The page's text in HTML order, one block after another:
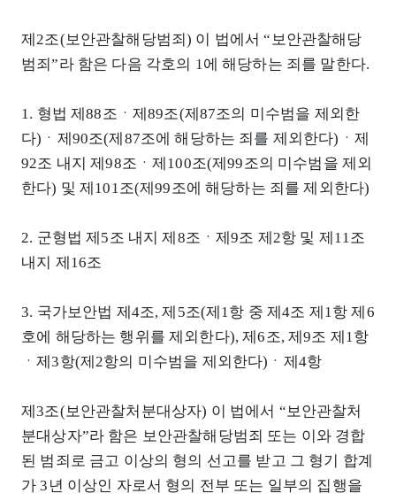
제2조(보안관찰해당범죄) 이 법에서 “보안관찰해당
범죄”라 함은 다음 각호의 1에 해당하는 죄를 말한다.
1. 형법 제88조ㆍ제89조(제87조의 미수범을 제외한
다)ㆍ제90조(제87조에 해당하는 죄를 제외한다)ㆍ제
92조 내지 제98조ㆍ제100조(제99조의 미수범을 제외
한다) 및 제101조(제99조에 해당하는 죄를 제외한다)
2. 군형법 제5조 내지 제8조ㆍ제9조 제2항 및 제11조
내지 제16조
3. 국가보안법 제4조, 제5조(제1항 중 제4조 제1항 제6
호에 해당하는 행위를 제외한다), 제6조, 제9조 제1항
ㆍ제3항(제2항의 미수범을 제외한다)ㆍ제4항
제3조(보안관찰처분대상자) 이 법에서 “보안관찰처
분대상자”라 함은 보안관찰해당범죄 또는 이와 경합
된 범죄로 금고 이상의 형의 선고를 받고 그 형기 합계
가 3년 이상인 자로서 형의 전부 또는 일부의 집행을